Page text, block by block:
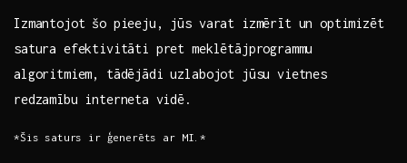
Izmantojot šo pieeju, jūs varat izmērīt un‍ optimizēt
satura efektivitāti pret ‍meklētājprogrammu
algoritmiem, tādējādi uzlabojot jūsu vietnes
redzamību interneta ⁢vidē.
*Šis saturs ir ģenerēts‌ ar MI.*